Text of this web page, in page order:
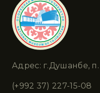
Адрес: г.Душанбе,
(+992 37) 227-15-08